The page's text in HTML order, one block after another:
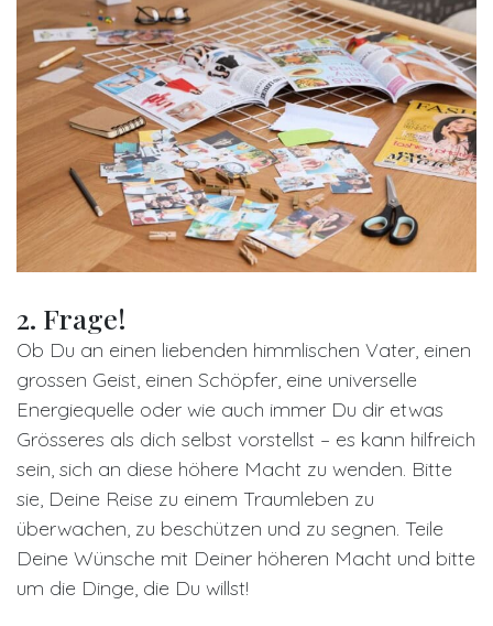
2. Frage!
Ob Du an einen liebenden himmlischen Vater, einen
grossen Geist, einen Schöpfer, eine universelle
Energiequelle oder wie auch immer Du dir etwas
Grösseres als dich selbst vorstellst – es kann hilfreich
sein, sich an diese höhere Macht zu wenden. Bitte
sie, Deine Reise zu einem Traumleben zu
überwachen, zu beschützen und zu segnen. Teile
Deine Wünsche mit Deiner höheren Macht und bitte
um die Dinge, die Du willst!